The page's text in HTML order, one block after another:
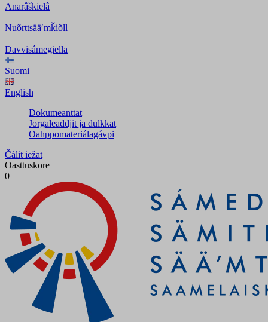
Anarâškielâ
Nuõrttsääʹmǩiõll
Davvisámegiella
Suomi
English
Dokumeanttat
Jorgaleaddjit ja dulkkat
Oahppomateriálagávpi
Čálit iežat
Oasttuskore
0